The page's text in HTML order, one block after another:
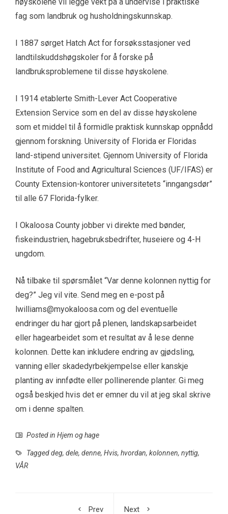
høyskolene vil legge vekt på å undervise i praktiske
fag som landbruk og husholdningskunnskap.
I 1887 sørget Hatch Act for forsøksstasjoner ved
landtilskuddshøgskoler for å forske på
landbruksproblemene til disse høyskolene.
I 1914 etablerte Smith-Lever Act Cooperative
Extension Service som en del av disse høyskolene
som et middel til å formidle praktisk kunnskap oppnådd
gjennom forskning. University of Florida er Floridas
land-stipend universitet. Gjennom University of Florida
Institute of Food and Agricultural Sciences (UF/IFAS) er
County Extension-kontorer universitetets “inngangsdør”
til alle 67 Florida-fylker.
I Okaloosa County jobber vi direkte med bønder,
fiskeindustrien, hagebruksbedrifter, huseiere og 4-H
ungdom.
Nå tilbake til spørsmålet “Var denne kolonnen nyttig for
deg?” Jeg vil vite. Send meg en e-post på
lwilliams@myokaloosa.com og del eventuelle
endringer du har gjort på plenen, landskapsarbeidet
eller hagearbeidet som et resultat av å lese denne
kolonnen. Dette kan inkludere endring av gjødsling,
vanning eller skadedyrbekjempelse eller kanskje
planting av innfødte eller pollinerende planter. Gi meg
også beskjed hvis det er emner du vil at jeg skal skrive
om i denne spalten.
Posted in Hjem og hage
Taggeddeg, dele, denne, Hvis, hvordan, kolonnen, nyttig,
VÅR
Prev
Next